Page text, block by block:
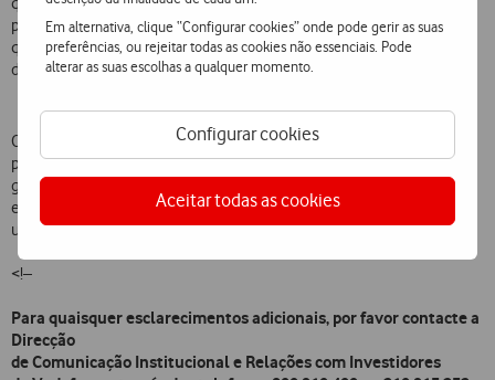
Em alternativa, clique “Configurar cookies” onde pode gerir as suas
preferências, ou rejeitar todas as cookies não essenciais. Pode
alterar as suas escolhas a qualquer momento.
Configurar cookies
Aceitar todas as cookies
para outro Cliente Vodafone com o mesmo equipamento ou para
qualquer endereço
de e-mail.
Os Clientes da Vodafone que disponham dos telefones adequados
podem experimentar
gratuitamente o Serviço MMS, até ao dia 31 de Julho. Após
este período cada mensagem multimédia (até 30KB) terá
um custo de 0,45 euros (IVA incluído).
<!–
Para quaisquer esclarecimentos adicionais, por favor contacte a
Direcção
de Comunicação Institucional e Relações com Investidores